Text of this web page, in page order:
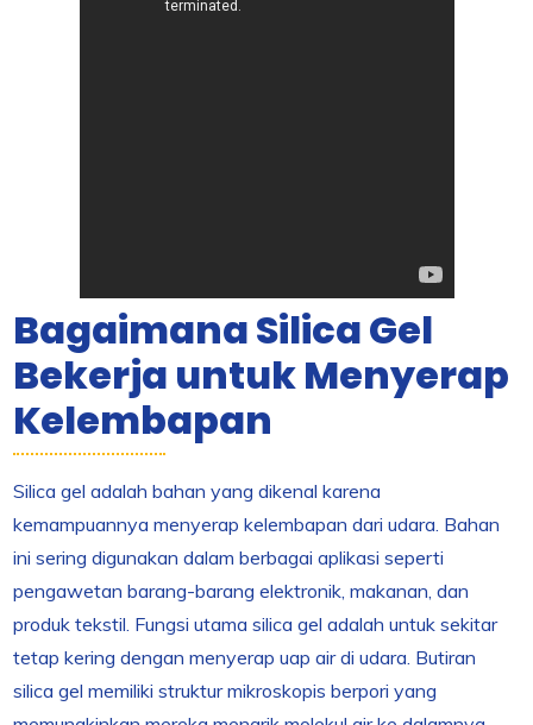
Bagaimana Silica Gel
Bekerja untuk Menyerap
Kelembapan
Silica gel adalah bahan yang dikenal karena
kemampuannya menyerap kelembapan dari udara. Bahan
ini sering digunakan dalam berbagai aplikasi seperti
pengawetan barang-barang elektronik, makanan, dan
produk tekstil. Fungsi utama silica gel adalah untuk sekitar
tetap kering dengan menyerap uap air di udara. Butiran
silica gel memiliki struktur mikroskopis berpori yang